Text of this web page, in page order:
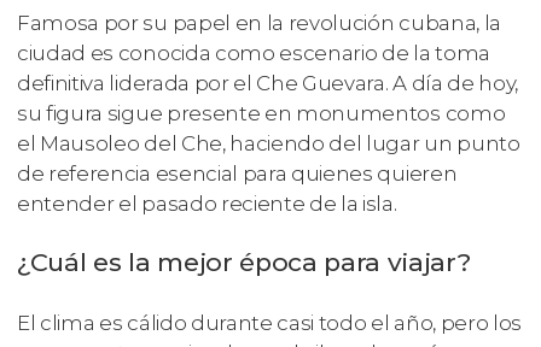
Famosa por su papel en la revolución cubana, la
ciudad es conocida como escenario de la toma
definitiva liderada por el Che Guevara. A día de hoy,
su figura sigue presente en monumentos como
el Mausoleo del Che, haciendo del lugar un punto
de referencia esencial para quienes quieren
entender el pasado reciente de la isla.
¿Cuál es la mejor época para viajar?
El clima es cálido durante casi todo el año, pero los